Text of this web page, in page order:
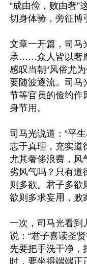
“成由俭，败由奢”
切身体验，旁征博
文章一开篇，司马
承……众人皆以奢
感叹当朝“风俗尤
要随波逐流。司马
节等官员的俭约作
身节用。
司马光说道：“平
志于真理，充实道
尤其奢侈浪费，风
劣风气吗？只有道
则多欲。君子多欲
欲则多求妄用，败
一次，司马光看到
说：“君子喜读圣
先要把手洗干净，
时，要坐得端端正